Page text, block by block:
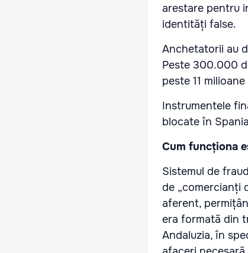
arestare pentru
identități false.
Anchetatorii au
Peste 300.000
peste 11
Instrumentele
blocate în
Cum funcționa
Sistemul de
de „comercianți
aferent,
era formată din
Andaluzia, în